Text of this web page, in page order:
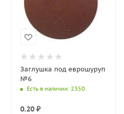
Заглушка под еврошуруп
№6
Есть в наличии: 2350
0.20₽